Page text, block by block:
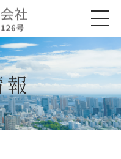
報